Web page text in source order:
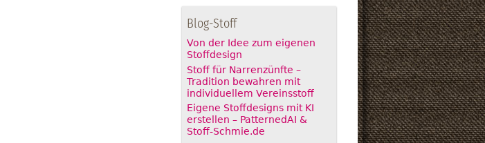
Blog-Stoff
Von der Idee zum eigenen
Stoffdesign
Stoff für Narrenzünfte –
Tradition bewahren mit
individuellem Vereinsstoff
Eigene Stoffdesigns mit KI
erstellen – PatternedAI &
Stoff-Schmie.de